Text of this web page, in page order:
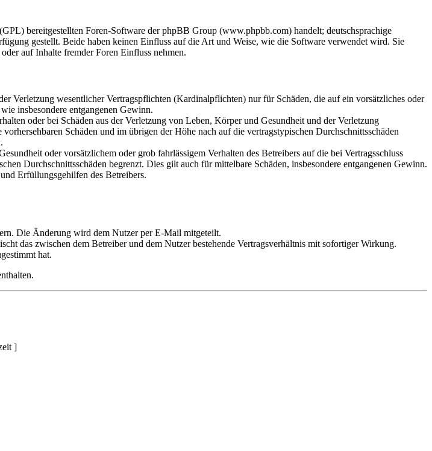
bereitgestellten Foren-Software der phpBB Group (www.phpbb.com) handelt; deutschsprachige
gestellt. Beide haben keinen Einfluss auf die Art und Weise, wie die Software verwendet wird. Sie
auf Inhalte fremder Foren Einfluss nehmen.
Verletzung wesentlicher Vertragspflichten (Kardinalpflichten) nur für Schäden, die auf ein vorsätzliches oder
insbesondere entgangenen Gewinn.
oder bei Schäden aus der Verletzung von Leben, Körper und Gesundheit und der Verletzung
Schäden und im übrigen der Höhe nach auf die vertragstypischen Durchschnittsschäden
oder vorsätzlichem oder grob fahrlässigem Verhalten des Betreibers auf die bei Vertragsschluss
Durchschnittsschäden begrenzt. Dies gilt auch für mittelbare Schäden, insbesondere entgangenen Gewinn.
Erfüllungsgehilfen des Betreibers.
Die Änderung wird dem Nutzer per E-Mail mitgeteilt.
das zwischen dem Betreiber und dem Nutzer bestehende Vertragsverhältnis mit sofortiger Wirkung.
hat.
]